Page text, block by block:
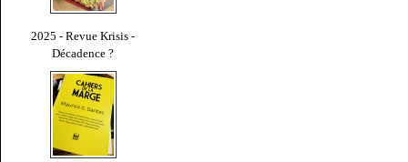
2025 - Revue Krisis -
Décadence ?